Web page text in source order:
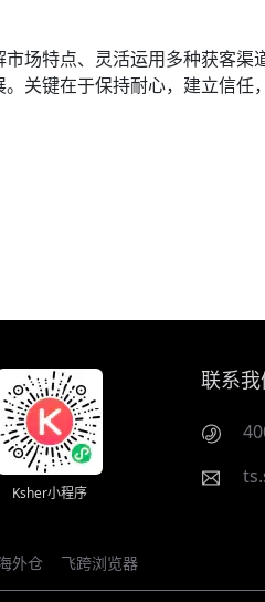
场特点、灵活运用多种获客渠
关键在于保持耐心，建立信任
Ksher小程序
联系我
外仓 飞跨浏览器